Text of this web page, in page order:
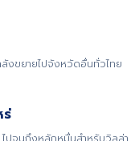
งขยายไปจังหวัดอื่นทั่วไทย
ร่